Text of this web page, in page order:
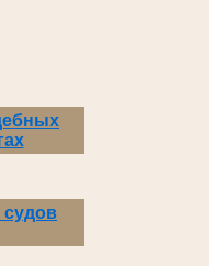
судов